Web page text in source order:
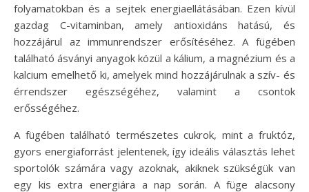
folyamatokban és a sejtek energiaellátásában. Ezen kívül
gazdag C-vitaminban, amely antioxidáns hatású, és
hozzájárul az immunrendszer erősítéséhez. A fügében
található ásványi anyagok közül a kálium, a magnézium és a
kalcium emelhető ki, amelyek mind hozzájárulnak a szív- és
érrendszer egészségéhez, valamint a csontok
erősségéhez.
A fügében található természetes cukrok, mint a fruktóz,
gyors energiaforrást jelentenek, így ideális választás lehet
sportolók számára vagy azoknak, akiknek szükségük van
egy kis extra energiára a nap során. A füge alacsony